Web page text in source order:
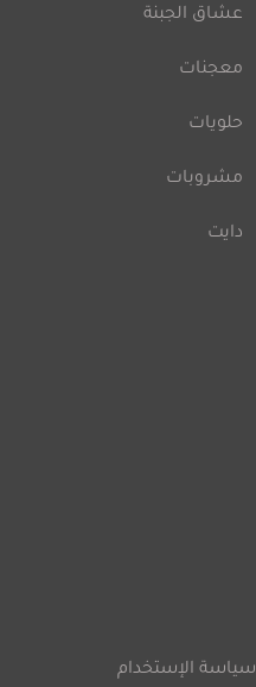
عشاق الجبنة
معجنات
حلويات
مشروبات
دايت
سياسة الإستخدام